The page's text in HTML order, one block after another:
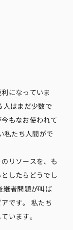
になっていま
人はまだ少数で
もなお使われて
私たち人間がで
リソースを、も
したらどうでし
継者問題が叫ば
です。 私たち
います。